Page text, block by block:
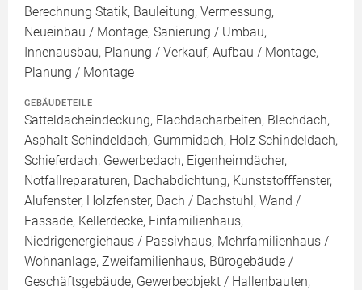
Berechnung Statik, Bauleitung, Vermessung,
Neueinbau / Montage, Sanierung / Umbau,
Innenausbau, Planung / Verkauf, Aufbau / Montage,
Planung / Montage
GEBÄUDETEILE
Satteldacheindeckung, Flachdacharbeiten, Blechdach,
Asphalt Schindeldach, Gummidach, Holz Schindeldach,
Schieferdach, Gewerbedach, Eigenheimdächer,
Notfallreparaturen, Dachabdichtung, Kunststofffenster,
Alufenster, Holzfenster, Dach / Dachstuhl, Wand /
Fassade, Kellerdecke, Einfamilienhaus,
Niedrigenergiehaus / Passivhaus, Mehrfamilienhaus /
Wohnanlage, Zweifamilienhaus, Bürogebäude /
Geschäftsgebäude, Gewerbeobjekt / Hallenbauten,